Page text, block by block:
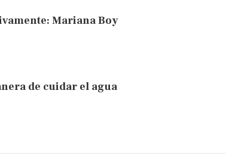
Mariana Boy
de cuidar el agua